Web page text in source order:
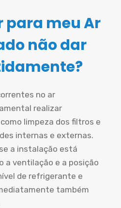
para meu Ar
não dar
no ar
realizar
limpeza dos filtros e
internas e externas.
a instalação está
a ventilação e a posição
de refrigerante e
também